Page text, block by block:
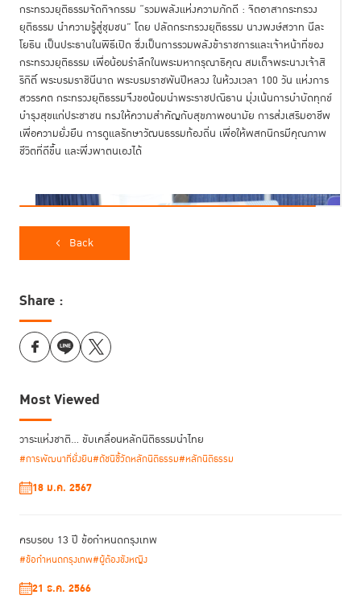
กระทรวงยุติธรรมจัดกิจกรรม “รวมพลังแห่งความภักดี : จิตอาสากระทรวง
ยุติธรรม นำความรู้สู่ชุมชน” โดย ปลัดกระทรวงยุติธรรม นางพงษ์สวาท นีละ
โยธิน เป็นประธานในพิธีเปิด ซึ่งเป็นการรวมพลังข้าราชการและเจ้าหน้าที่ของ
กระทรวงยุติธรรม เพื่อน้อมรำลึกในพระมหากรุณาธิคุณ สมเด็จพระนางเจ้าสิ
ริกิติ์ พระบรมราชินีนาถ พระบรมราชพันปีหลวง ในห้วงเวลา 100 วัน แห่งการ
สวรรคต กระทรวงยุติธรรมจึงขอน้อมนำพระราชปณิธาน มุ่งเน้นการบำบัดทุกข์
บำรุงสุขแก่ประชาชน ทรงให้ความสำคัญกับสุขภาพอนามัย การส่งเสริมอาชีพ
เพื่อความยั่งยืน การดูแลรักษาวัฒนธรรมท้องถิ่น เพื่อให้พสกนิกรมีคุณภาพ
ชีวิตที่ดีขึ้น และพึ่งพาตนเองได้
Back
Share :
Most Viewed
วาระแห่งชาติ… ขับเคลื่อนหลักนิติธรรมนำไทย
#การพัฒนาที่ยั่งยืน#ดัชนีชี้วัดหลักนิติธรรม#หลักนิติธรรม
18 ม.ค. 2567
ครบรอบ 13 ปี ข้อกำหนดกรุงเทพ
#ข้อกำหนดกรุงเทพ#ผู้ต้องขังหญิง
21 ธ.ค. 2566